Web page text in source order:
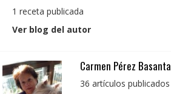
1 receta publicada
Ver blog del autor
Carmen Pérez Basanta
36 artículos publicados